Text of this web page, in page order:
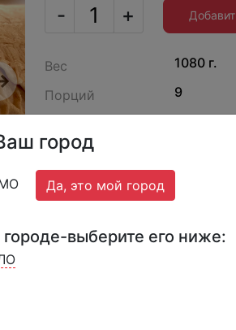
город
Да, это мой город
выберите его ниже:
Next
- +
Вес
1080 г.
Порций
9
Артикул
Пломбир в сахарном